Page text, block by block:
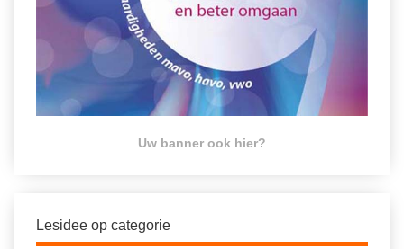
Uw banner ook hier?
Lesidee op categorie